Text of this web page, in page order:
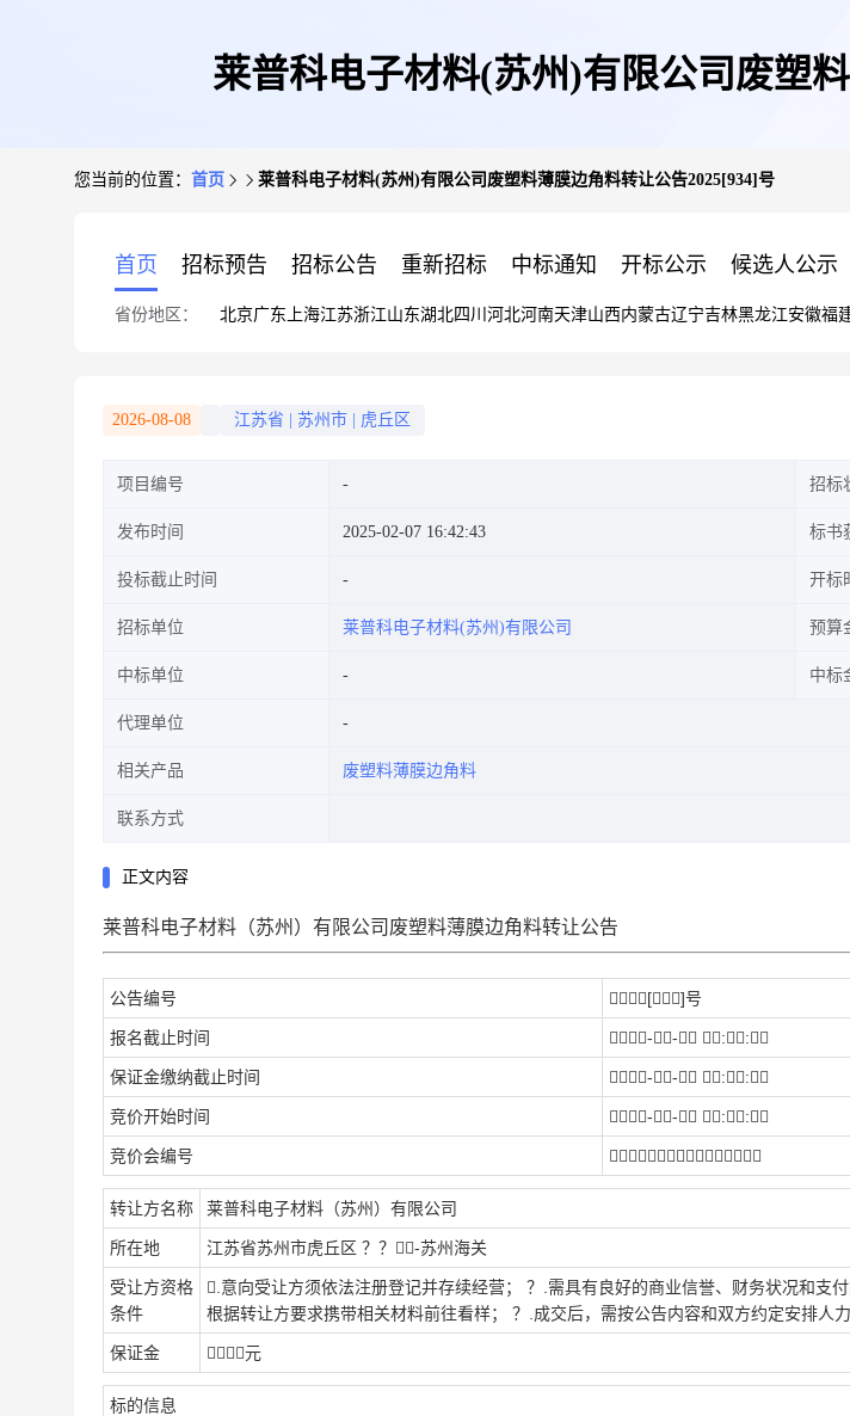
莱普科电子材料(苏州)有限公司废塑
您当前的位置： 首页 莱普科电子材料(苏州)有限公司废塑料薄膜边角料转让公告2025[934]号
首页 招标预告 招标公告 重新招标 中标通知 开标公示 候选人公示
省份地区： 北京广东 上海江苏浙江山东湖北四川 河北河南天津山西内蒙古辽宁吉林黑龙江安徽福
2026-08-08 江苏省 苏州市 虎丘区
项目编号 招标
发布时间 2025-02-07 16:42:43 标书
投标截止时间 开标
招标单位 莱普科电子材料(苏州)有限公司 预算
中标单位 中标
代理单位
相关产品 废塑料薄膜边角料
联系方式
正文内容
莱普科电子材料（苏州）有限公司废塑料薄膜边角料转让公告
公告编号 ？？？[？？]号
报名截止时间 ？？？-？- ？:？:
保证金缴纳截止时间 ？？？-？- ？:？:
竞价开始时间 ？？？-？-？ :？:
竞价会编号 ？？？？？？？？
转让方名称 莱普科电子材料（苏州）有限公司
所在地 江苏省苏州市虎丘区 ？？？-苏州海关
受让方资格
条件
.意向受让方须依法注册登记并存续经营； ？.需具有良好的商业信誉、财务状况和支
根据转让方要求携带相关材料前往看样； ？.成交后，需按公告内容和双方约定安排人
保证金 ？？？元
标的信息